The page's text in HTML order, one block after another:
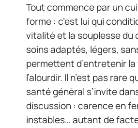
Tout commence par un
forme : c’est lui qui
vitalité et la souplesse du
soins adaptés, légers,
permettent d’entretenir
l’alourdir. Il n’est pas rare
santé général s’invite
discussion : carence en
instables… autant de